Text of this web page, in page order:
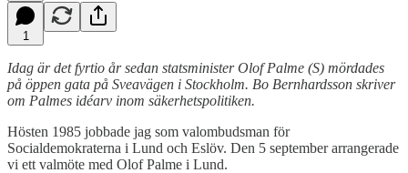
1
Idag är det fyrtio år sedan statsminister Olof Palme (S) mördades
på öppen gata på Sveavägen i Stockholm. Bo Bernhardsson skriver
om Palmes idéarv inom säkerhetspolitiken.
Hösten 1985 jobbade jag som valombudsman för
Socialdemokraterna i Lund och Eslöv. Den 5 september arrangerade
vi ett valmöte med Olof Palme i Lund.